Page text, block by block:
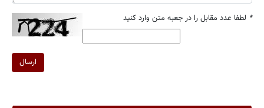
* لطفا عدد مقابل را در جعبه متن وارد کنید
ارسال